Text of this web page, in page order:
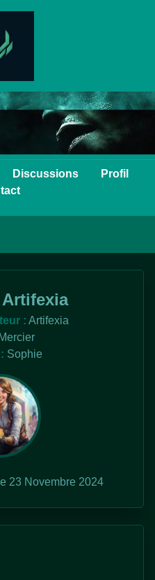
Discussions
Profil
: Artifexia
Mercier
Sophie
le 23 Novembre 2024